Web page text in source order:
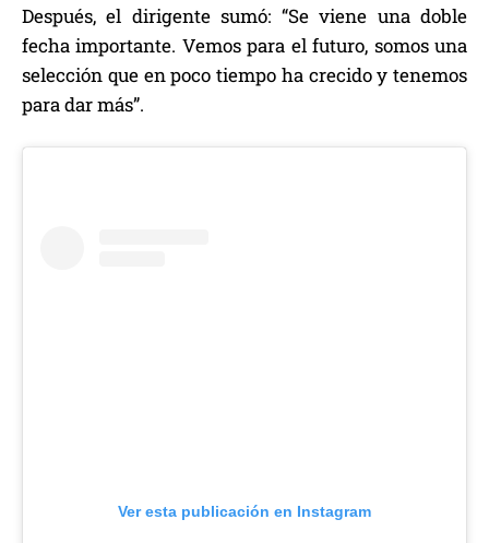
Después, el dirigente sumó: “Se viene una doble
fecha importante. Vemos para el futuro, somos una
selección que en poco tiempo ha crecido y tenemos
para dar más”.
Ver esta publicación en Instagram